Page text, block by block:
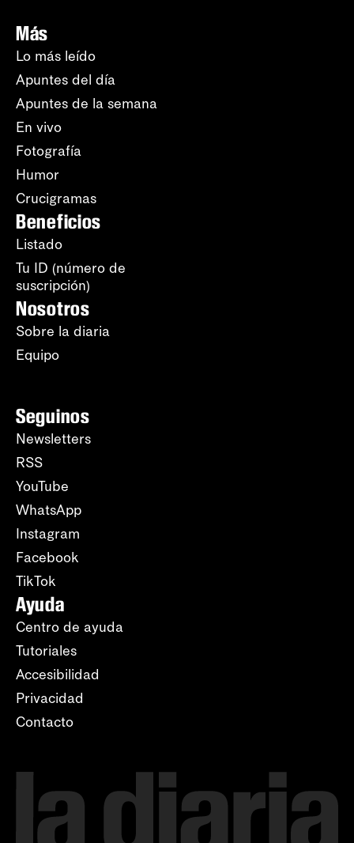
Más
Lo más leído
Apuntes del día
Apuntes de la semana
En vivo
Fotografía
Humor
Crucigramas
Beneficios
Listado
Tu ID (número de
suscripción)
Nosotros
Sobre la diaria
Equipo
Seguinos
Newsletters
RSS
YouTube
WhatsApp
Instagram
Facebook
TikTok
Ayuda
Centro de ayuda
Tutoriales
Accesibilidad
Privacidad
Contacto